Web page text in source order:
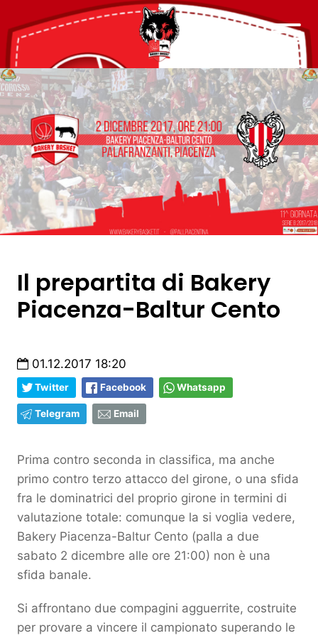
Il prepartita di Bakery
Piacenza-Baltur Cento
01.12.2017 18:20
Twitter Facebook Whatsapp
Telegram Email
Prima contro seconda in classifica, ma anche
primo contro terzo attacco del girone, o una sfida
fra le dominatrici del proprio girone in termini di
valutazione totale: comunque la si voglia vedere,
Bakery Piacenza-Baltur Cento (palla a due
sabato 2 dicembre alle ore 21:00) non è una
sfida banale.
Si affrontano due compagini agguerrite, costruite
per provare a vincere il campionato superando le